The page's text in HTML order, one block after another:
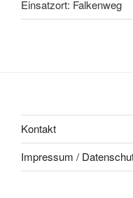
Einsatzort: Falkenweg
Kontakt
Impressum /